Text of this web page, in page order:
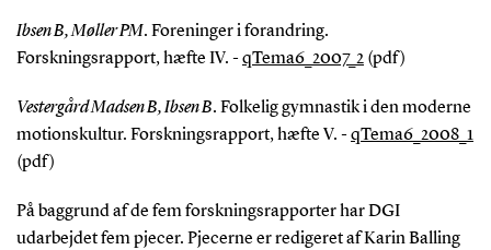
Ibsen B, Møller PM. Foreninger i forandring.
Forskningsrapport, hæfte IV. -qTema6_2007_2(pdf)
Vestergård Madsen B, Ibsen B. Folkelig gymnastik i den moderne
motionskultur. Forskningsrapport, hæfte V. -qTema6_2008_1
(pdf)
På baggrund af de fem forskningsrapporter har DGI
udarbejdet fem pjecer. Pjecerne er redigeret af Karin Balling